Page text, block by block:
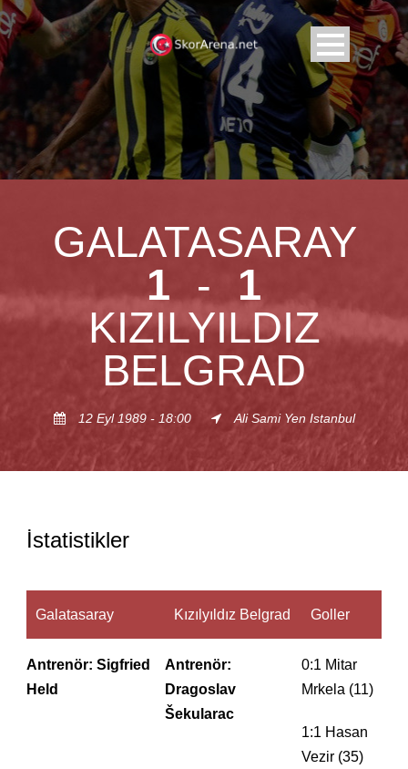
GALATASARAY
1
-
1
KIZILYILDIZ
BELGRAD
12 Eyl 1989 - 18:00 Ali Sami Yen Istanbul
İstatistikler
Galatasaray Kızılyıldız Belgrad Goller
Antrenör: Sigfried
Held
Antrenör:
Dragoslav
Šekularac
0:1 Mitar
Mrkela (11)
1:1 Hasan
Vezir (35)